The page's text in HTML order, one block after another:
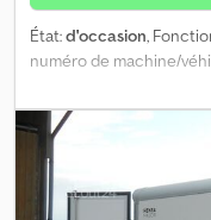
État:d'occasion,
numéro de machine/
, poids maximal
configuration d'essieux:
03/2024
, prochaine
l'espace de chargement:
chargement:
1 505 mm,
1 920 mm
, dimension